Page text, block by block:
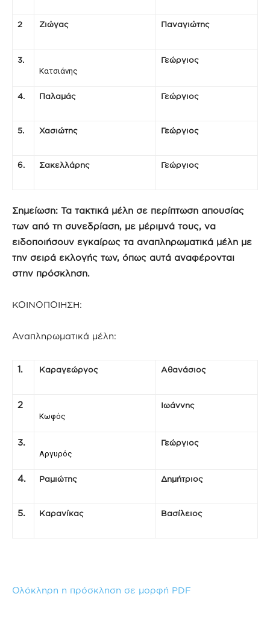
2 Ζιώγας Παναγιώτης
3.
Κατσιάνης
Γεώργιος
4. Παλαμάς Γεώργιος
5. Χασιώτης Γεώργιος
6. Σακελλάρης Γεώργιος
Σημείωση: Τα τακτικά μέλη σε περίπτωση απουσίας
των από τη συνεδρίαση, με μέριμνά τους, να
ειδοποιήσουν εγκαίρως τα αναπληρωματικά μέλη με
την σειρά εκλογής των, όπως αυτά αναφέρονται
στην πρόσκληση.
ΚΟΙΝΟΠΟΙΗΣΗ:
Αναπληρωματικά μέλη:
1. Καραγεώργος Αθανάσιος
2
Κωφός
Ιωάννης
3.
Αργυρός
Γεώργιος
4. Ραμιώτης Δημήτριος
5. Καρανίκας Βασίλειος
Ολόκληρη η πρόσκληση σε μορφή PDF